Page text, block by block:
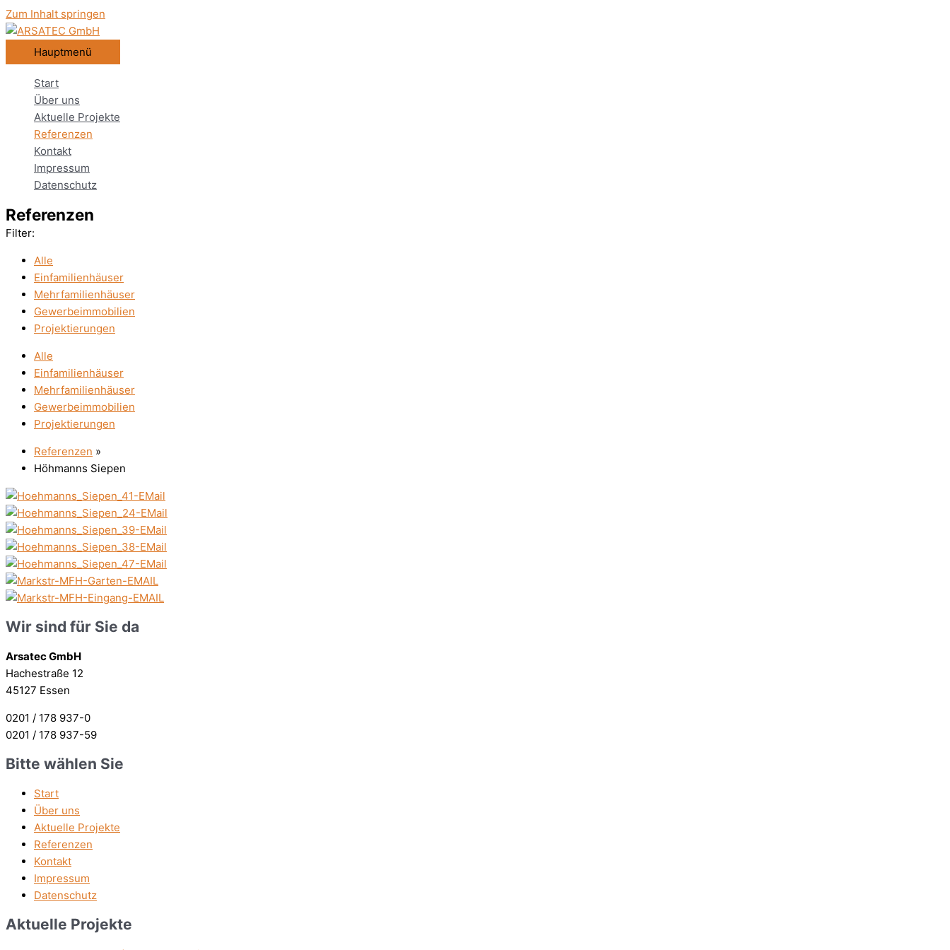
Zum Inhalt springen
Hauptmenü
Start
Über uns
Aktuelle Projekte
Referenzen
Kontakt
Impressum
Datenschutz
Referenzen
Filter:
Alle
Einfamilienhäuser
Mehrfamilienhäuser
Gewerbeimmobilien
Projektierungen
Alle
Einfamilienhäuser
Mehrfamilienhäuser
Gewerbeimmobilien
Projektierungen
Referenzen »
Höhmanns Siepen
Wir sind für Sie da
Arsatec GmbH
Hachestraße 12
45127 Essen
0201 / 178 937-0
0201 / 178 937-59
Bitte wählen Sie
Start
Über uns
Aktuelle Projekte
Referenzen
Kontakt
Impressum
Datenschutz
Aktuelle Projekte